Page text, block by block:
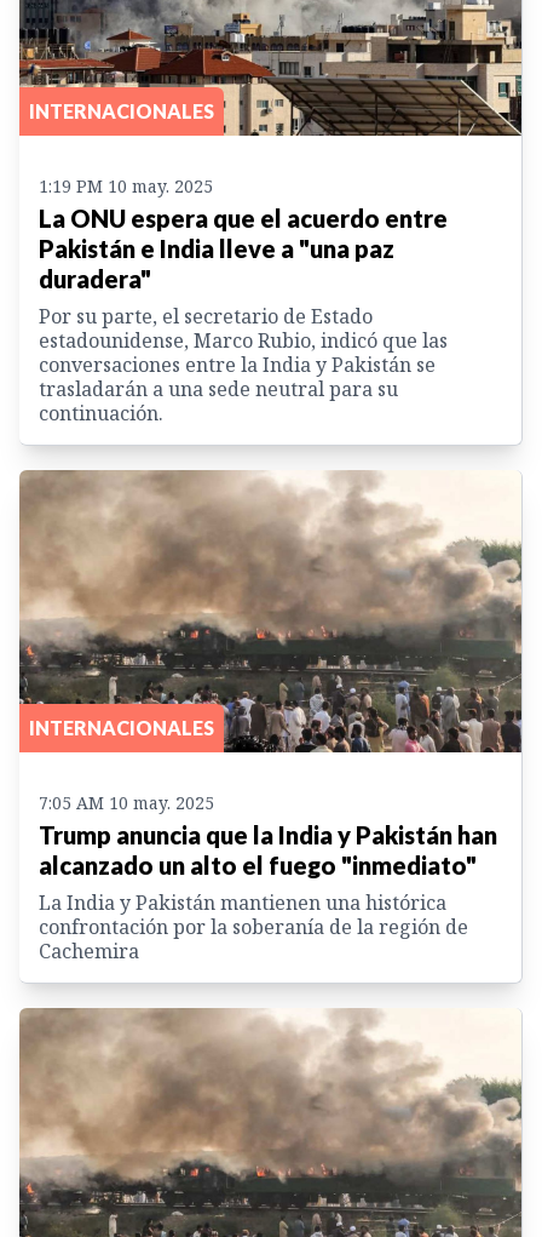
INTERNACIONALES
1:19 PM 10 may. 2025
La ONU espera que el acuerdo entre
Pakistán e India lleve a "una paz
duradera"
Por su parte, el secretario de Estado
estadounidense, Marco Rubio, indicó que las
conversaciones entre la India y Pakistán se
trasladarán a una sede neutral para su
continuación.
INTERNACIONALES
7:05 AM 10 may. 2025
Trump anuncia que la India y Pakistán han
alcanzado un alto el fuego "inmediato"
La India y Pakistán mantienen una histórica
confrontación por la soberanía de la región de
Cachemira